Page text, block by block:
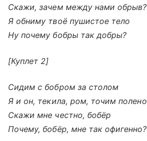
Скажи, зачем между нами обрыв?
Я обниму твоё пушистое тело
Ну почему бобры так добры?
[Куплет 2]
Сидим с бобром за столом
Я и он, текила, ром, точим полено
Скажи мне честно, бобёр
Почему, бобёр, мне так офигенно?